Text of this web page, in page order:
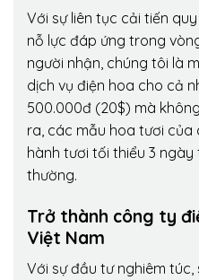
Với sự liên tục cải tiến
nỗ lực đáp ứng trong
người nhận, chúng tôi là
dịch vụ điện hoa cho cả
500.000đ (20$) mà
ra, các mẫu hoa tươi
hành tươi tối thiểu 3 ngày
thường.
Trở thành công ty
Việt Nam
Với sự đầu tư nghiêm